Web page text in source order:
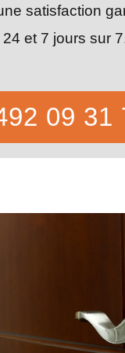
satisfaction
et 7 jours sur
09 31